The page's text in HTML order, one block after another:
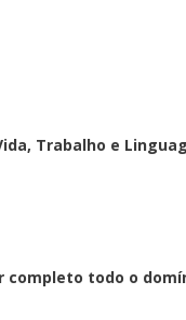
Trabalho e
completo todo o